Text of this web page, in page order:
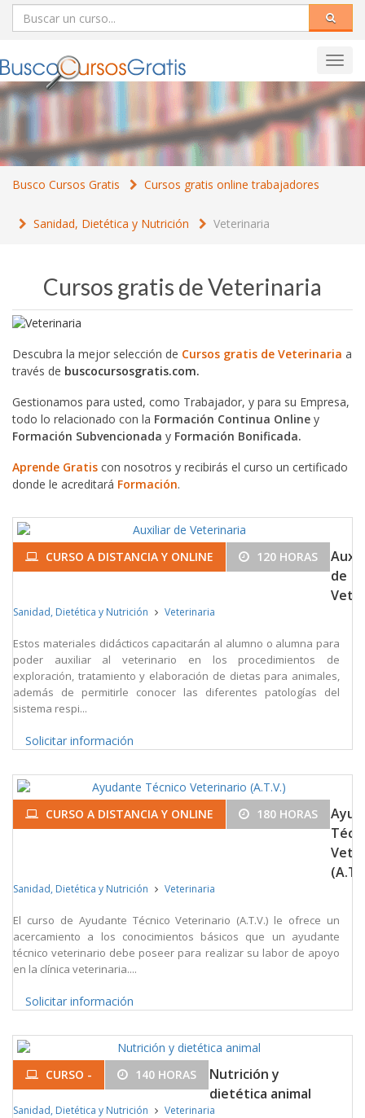
Busco Cursos Gratis Cursos gratis online trabajadores
Sanidad, Dietética y Nutrición Veterinaria
Cursos gratis de Veterinaria
Descubra la mejor selección de Cursos gratis de Veterinaria a
través de buscocursosgratis.com.
Gestionamos para usted, como Trabajador, y para su Empresa,
todo lo relacionado con la Formación Continua Online y
Formación Subvencionada y Formación Bonificada.
Aprende Gratis con nosotros y recibirás el curso un certificado
donde le acreditará Formación.
CURSO A DISTANCIA Y ONLINE 120 HORAS
de
Sanidad, Dietética y Nutrición Veterinaria
Estos materiales didácticos capacitarán al alumno o alumna para
poder auxiliar al veterinario en los procedimientos de
exploración, tratamiento y elaboración de dietas para animales,
además de permitirle conocer las diferentes patologías del
sistema respi...
Solicitar información
CURSO A DISTANCIA Y ONLINE 180 HORAS
Sanidad, Dietética y Nutrición Veterinaria
El curso de Ayudante Técnico Veterinario (A.T.V.) le ofrece un
acercamiento a los conocimientos básicos que un ayudante
técnico veterinario debe poseer para realizar su labor de apoyo
en la clínica veterinaria....
Solicitar información
CURSO - 140 HORAS
Nutrición y
dietética animal
Sanidad, Dietética y Nutrición Veterinaria